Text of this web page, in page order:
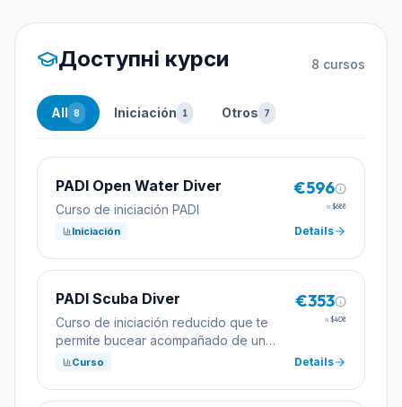
Доступні курси 8 cursos
All 8 Iniciación 1 Otros 7
PADI Open Water Diver
Curso de iniciación PADI
€596
≈ $688
Iniciación Details
PADI Scuba Diver
Curso de iniciación reducido que te
permite bucear acompañado de un
profesional hasta 12 metros. Ideal para
€353
≈ $408
Curso Details